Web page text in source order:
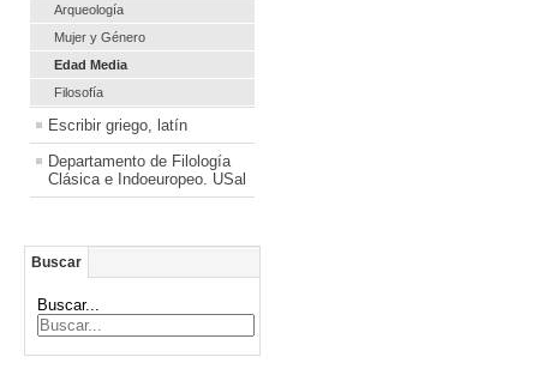
Arqueología
Mujer y Género
Edad Media
Filosofía
Escribir griego, latín
Departamento de Filología
Clásica e Indoeuropeo. USal
Buscar
Buscar...